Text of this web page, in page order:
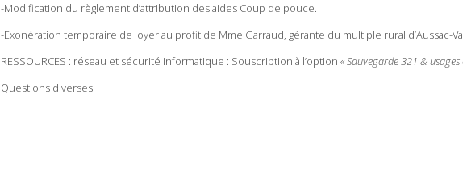
-Modification du règlement d’attribution des aides Coup de pouce.
-Exonération temporaire de loyer au profit de Mme Garraud, gérante du multiple rural d’Aussac-
RESSOURCES : réseau et sécurité informatique : Souscription à l’option « Sauvegarde 321 &
Questions diverses.